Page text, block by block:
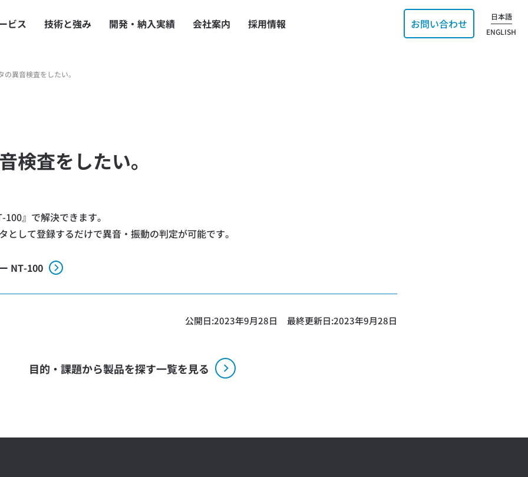
ビス 技術と強み 開発・納入実績 会社案内 採用情報 お問い合わせ
日本語
ENGLISH
の異音検査をしたい。
検査をしたい。
』で解決できます。
として登録するだけで異音・振動の判定が可能です。
NT-100
公開日:2023年9月28日 最終更新日:2023年9月28日
目的・課題から製品を探す一覧を見る